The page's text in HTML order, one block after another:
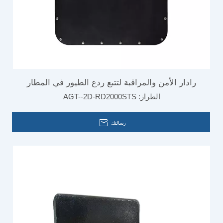
رادار الأمن والمراقبة لتتبع ردع الطيور في المطار
الطراز: AGT--2D-RD2000STS
رسالتك